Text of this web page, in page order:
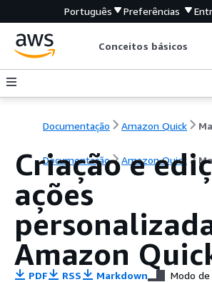
Português Preferências
Conceitos básicos
Documentação Amazon Quick
Documentação Amazon Quick
Criação e
ações
Amazon
PDF RSS Markdown Modo